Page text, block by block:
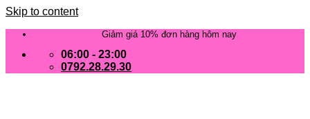
Skip to content
Giảm giá 10% đơn hàng hôm nay
06:00 - 23:00
0792.28.29.30